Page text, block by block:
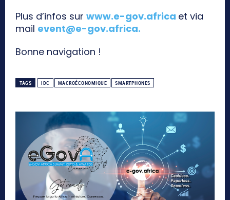
Plus d’infos sur www.e-gov.africa et via
mail event@e-gov.africa.
Bonne navigation !
TAGS IDC MACROÉCONOMIQUE SMARTPHONES